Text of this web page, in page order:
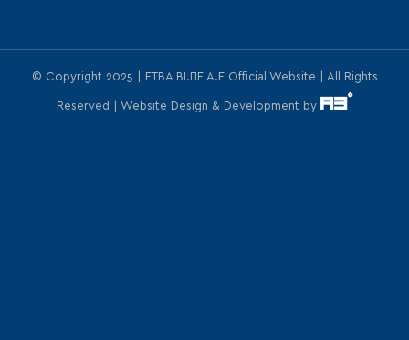
© Copyright 2025 | ΕΤΒΑ ΒΙ.ΠΕ Α.Ε Official Website | All Rights
Reserved | Website Design & Development by